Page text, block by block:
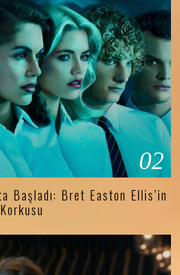
02
Başladı: Bret Easton Ellis’in